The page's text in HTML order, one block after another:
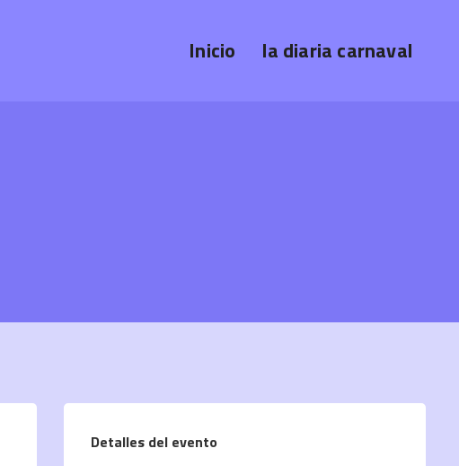
Inicio la diaria carnaval
Detalles del evento